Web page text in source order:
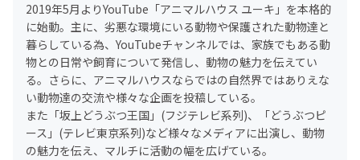
2019年5月よりYouTube「アニマルハウス ユーキ」を本格的
に始動。主に、劣悪な環境にいる動物や保護された動物達と
暮らしている為、YouTubeチャンネルでは、家族でもある動
物との日常や飼育について発信し、動物の魅力を伝えてい
る。さらに、アニマルハウスならではの自然界ではありえな
い動物達の交流や様々な企画を投稿している。
また「坂上どうぶつ王国」(フジテレビ系列)、「どうぶつピ
ース」(テレビ東京系列)など様々なメディアに出演し、動物
の魅力を伝え、マルチに活動の幅を広げている。